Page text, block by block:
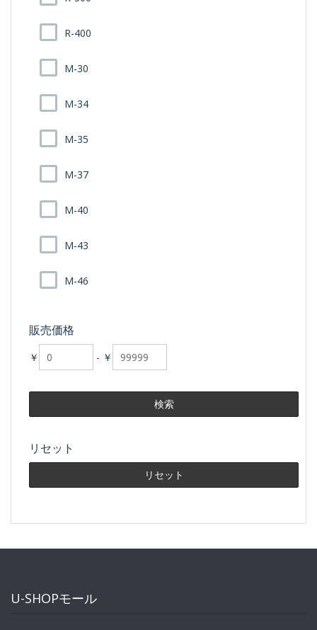
R-400
M-30
M-34
M-35
M-37
M-40
M-43
M-46
販売価格
￥ - ￥
リセット
U-SHOPモール